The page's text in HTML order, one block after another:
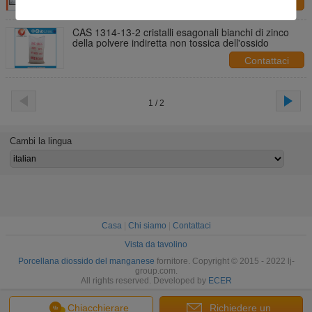
CAS 1314-13-2 cristalli esagonali bianchi di zinco
della polvere indiretta non tossica dell'ossido
Contattaci
1 / 2
Chiacchierare Richiedere un
Cambi la lingua
Casa| Chi siamo
Contattaci
Vista da tavolino
Porcellana diossido del manganese fornitore. Copyright © 2015 - 2022 lj-
group.com.
All rights reserved. Developed by ECER